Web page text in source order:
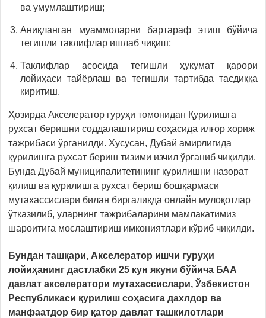
ва умумлаштириш;
Аниқланган муаммоларни бартараф этиш бўйича
тегишли таклифлар ишлаб чиқиш;
Таклифлар асосида тегишли ҳукумат қарори
лойиҳаси тайёрлаш ва тегишли тартибда тасдиққа
киритиш.
Ҳозирда Акселератор гуруҳи томонидан Қурилишга
рухсат беришни соддалаштириш соҳасида илғор хориж
тажрибаси ўрганилди. Хусусан, Дубай амирлигида
қурилишга рухсат бериш тизими изчил ўрганиб чиқилди.
Бунда Дубай муниципалитетининг қурилишни назорат
қилиш ва қурилишга рухсат бериш бошқармаси
мутахассислари билан биргаликда онлайн мулоқотлар
ўтказилиб, уларнинг тажрибаларини мамлакатимиз
шароитига мослаштириш имкониятлари кўриб чиқилди.
Бундан ташқари, Акселератор ишчи гуруҳи
лойиҳанинг дастлабки 25 кун якуни бўйича БАА
давлат акселератори мутахассислари, Ўзбекистон
Республикаси қурилиш соҳасига дахлдор ва
манфаатдор бир қатор давлат ташкилотлари